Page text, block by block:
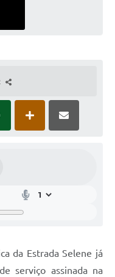
da Estrada Selene já
serviço assinada na